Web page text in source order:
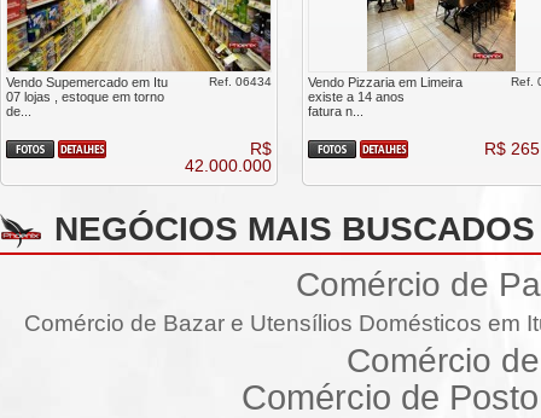
Vendo Supemercado em Itu
07 lojas , estoque em torno
de...
Ref. 06434
R$
42.000.000
Vendo Pizzaria em Limeira
existe a 14 anos
fatura n...
Ref.
R$
NEGÓCIOS MAIS BUSCADOS
Comércio de
Comércio de Bazar e Utensílios Domésticos em
Comércio
Comércio de